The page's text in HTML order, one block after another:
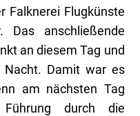
Falknerei Flugkünste
Das anschließende
an diesem Tag und
Damit war es
am nächsten Tag
durch die